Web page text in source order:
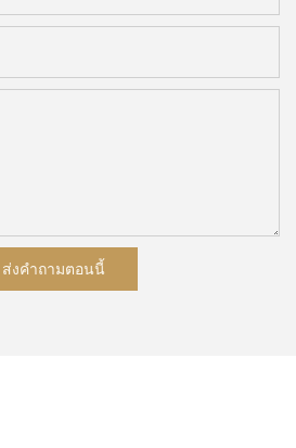
ส่งคำถามตอนนี้